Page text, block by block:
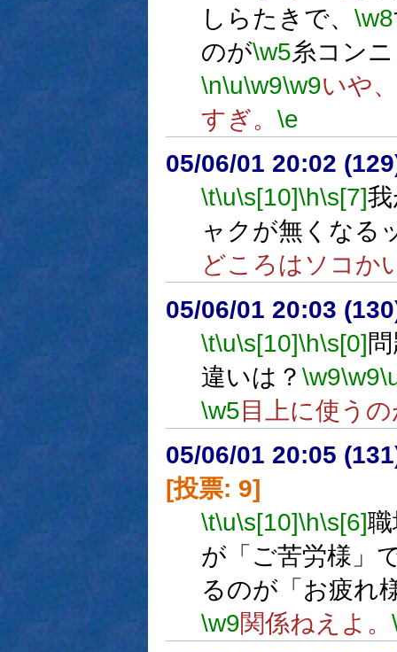
しらたきで、 \w8
のが\w5糸コン
\n\u\w9\w9いや、
すぎ。 \e
05/06/01 20:02
\t\u\s[10]\h\s[7]
ャクが無くなる
どころはソコか
05/06/01 20:03
\t\u\s[10]\h\s[0]
違いは？ \w9\w9
\w5 目上に使う
05/06/01 20:05
[投票: 9]
\t\u\s[10]\h\s[6]
が「ご苦労様」
るのが「お疲れ
\w9関係ねえよ。